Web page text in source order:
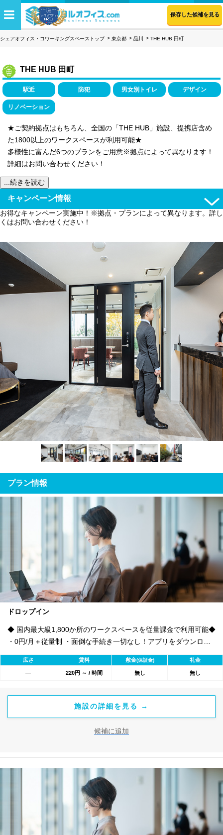
保存した候補を見る
シェアオフィス・コワーキングスペーストップ 東京都 品川 THE HUB 田町
THE HUB 田町
駅近 防犯 男女別トイレ デザイン
リノベーション
★ご契約拠点はもちろん、全国の「THE HUB」施設、提携店含め
た1800以上のワークスペースが利用可能★
多様性に富んだ6つのプランをご用意※拠点によって異なります！
詳細はお問い合わせください！
...続きを読む
キャンペーン情報
お得なキャンペーン実施中！※拠点・プランによって異なります。詳し
くはお問い合わせください！
プラン情報
ドロップイン
◆ 国内最大級1,800か所のワークスペースを従量課金で利用可能◆
・0円/月＋従量制 ・面倒な手続き一切なし！アプリをダウンロー
ドしてすぐに利用可能
広さ 賃料 敷金(保証金) 礼金
― 220円 ～ / 時間 無し 無し
施設の詳細を見る →
候補に追加